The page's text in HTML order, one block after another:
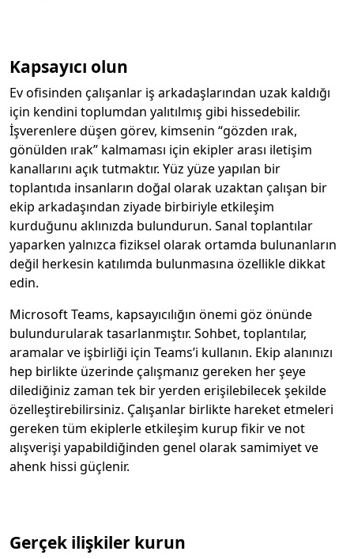
Kapsayıcı olun
Ev ofisinden çalışanlar iş arkadaşlarından uzak kaldığı
için kendini toplumdan yalıtılmış gibi hissedebilir.
İşverenlere düşen görev, kimsenin “gözden ırak,
gönülden ırak” kalmaması için ekipler arası iletişim
kanallarını açık tutmaktır. Yüz yüze yapılan bir
toplantıda insanların doğal olarak uzaktan çalışan bir
ekip arkadaşından ziyade birbiriyle etkileşim
kurduğunu aklınızda bulundurun. Sanal toplantılar
yaparken yalnızca fiziksel olarak ortamda bulunanların
değil herkesin katılımda bulunmasına özellikle dikkat
edin.
Microsoft Teams, kapsayıcılığın önemi göz önünde
bulundurularak tasarlanmıştır. Sohbet, toplantılar,
aramalar ve işbirliği için Teams’i kullanın. Ekip alanınızı
hep birlikte üzerinde çalışmanız gereken her şeye
dilediğiniz zaman tek bir yerden erişilebilecek şekilde
özelleştirebilirsiniz. Çalışanlar birlikte hareket etmeleri
gereken tüm ekiplerle etkileşim kurup fikir ve not
alışverişi yapabildiğinden genel olarak samimiyet ve
ahenk hissi güçlenir.
Gerçek ilişkiler kurun